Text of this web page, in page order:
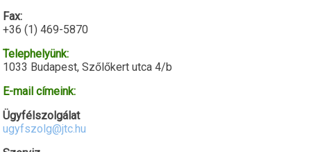
Fax:
+36 (1) 469-5870
Telephelyünk:
1033 Budapest, Szőlőkert utca 4/b
E-mail címeink:
Ügyfélszolgálat
ugyfszolg@jtc.hu